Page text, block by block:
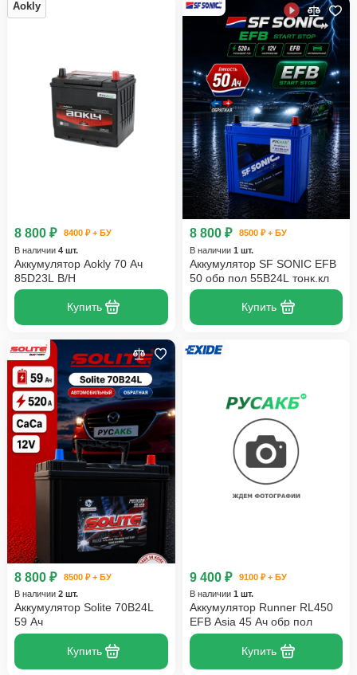
Aokly
8 800 ₽
8400 ₽ + БУ
В наличии 4 шт.
Аккумулятор Aokly 70 Ач
85D23L B/H
Купить
8 800 ₽
8500 ₽ + БУ
В наличии 1 шт.
Аккумулятор SF SONIC EFB
50 обр пол 55B24L тонк.кл
Купить
8 800 ₽
8500 ₽ + БУ
В наличии 2 шт.
Аккумулятор Solite 70B24L
59 Ач
Купить
9 400 ₽
9100 ₽ + БУ
В наличии 1 шт.
Аккумулятор Runner RL450
EFB Asia 45 Ач обр пол
Купить